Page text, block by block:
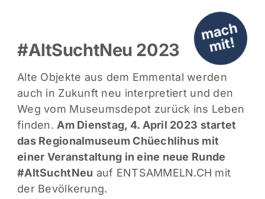
m
a
c
h
mit!
#AltSuchtNeu 2023
Alte Objekte aus dem Emmental werden
auch in Zukunft neu interpretiert und den
Weg vom Museumsdepot zurück ins Leben
finden. Am Dienstag, 4. April 2023 startet
das Regionalmuseum Chüechlihus mit
einer Veranstaltung in eine neue Runde
#AltSuchtNeu auf ENTSAMMELN.CH mit
der Bevölkerung.